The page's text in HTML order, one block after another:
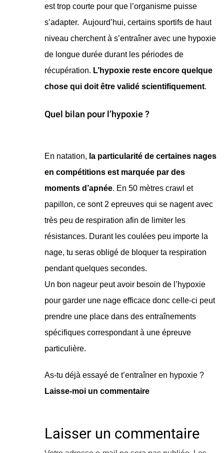
est trop courte pour que l’organisme puisse
s’adapter. Aujourd’hui, certains sportifs de haut
niveau cherchent à s’entraîner avec une hypoxie
de longue durée durant les périodes de
récupération. L’hypoxie reste encore quelque
chose qui doit être validé scientifiquement.
Quel bilan pour l’hypoxie ?
​En natation, la particularité de certaines nages
en compétitions est marquée par des
moments d’apnée. En 50 mètres crawl et
papillon, ce sont 2 epreuves qui se nagent avec
très peu de respiration afin de limiter les
résistances. Durant les coulées peu importe la
nage, tu seras obligé de bloquer ta respiration
pendant quelques secondes.
Un bon nageur peut avoir besoin de l’hypoxie
pour garder une nage efficace donc celle-ci peut
prendre une place dans des entraînements
spécifiques correspondant à une épreuve
particulière.
As-tu déjà essayé de t’entraîner en hypoxie ?
Laisse-moi un commentaire
Laisser un commentaire